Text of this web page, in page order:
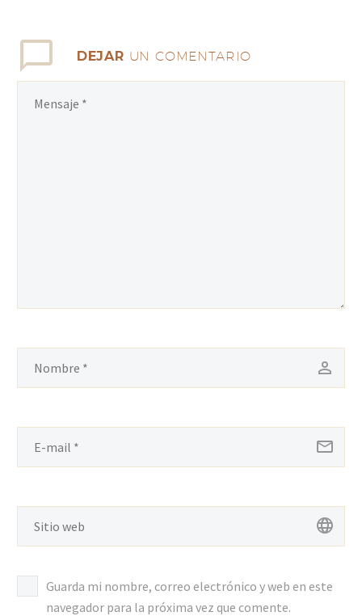
DEJAR UN COMENTARIO
Guarda mi nombre, correo electrónico y web en este
navegador para la próxima vez que comente.